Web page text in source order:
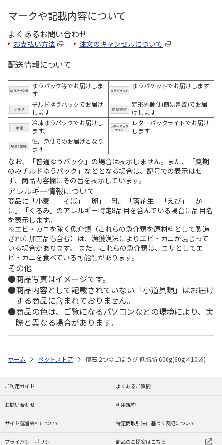
マークや記載内容について
よくあるお問い合わせ
お支払い方法 注文のキャンセルについて
配送情報について
ゆうパック等でお届けしま
す
ゆうパケットでお届けします
チルドゆうパックでお届け
します
定形外郵便(簡易書留)でお届
けします
冷凍ゆうパックでお届けし
ます。
レターパックライトでお届け
します
佐川急便でのお届けとなり
ます
なお、「普通ゆうパック」の場合は表示しません。また、「夏期
のみチルドゆうパック」などとなる場合は、記号での表示はせ
ず、商品内容欄にその旨を表示しています。
アレルギー情報について
商品に「小麦」「そば」「卵」「乳」「落花生」「えび」「か
に」「くるみ」のアレルギー特定8品目を含んでいる場合に品目名
を表示します。
※エビ・カニを除く魚介類（これらの魚介類を原材料として製造
された加工品も含む）は、漁獲漁法によりエビ・カニが混じって
いる場合があります。 また、これらの魚介類は、エサとしてエ
ビ・カニを食べている可能性があります。
その他
商品写真はイメージです。
商品内容として記載されていない「小道具類」はお届け
する商品に含まれておりません。
商品の色は、ご覧になるパソコンなどの環境により、実
際と異なる場合があります。
ホーム ペットストア 懐石 2つのごほうび 低脂肪 600g(60g×10袋)
ご利用ガイド よくあるご質問
お問い合わせ 利用規約
サイト運営会社について 特定商取引法に基づく表記について
プライバシーポリシー 商品のご提案はこちら